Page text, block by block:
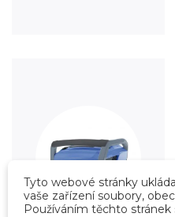
Tyto webové stránky
vaše zařízení soubory,
Používáním těchto